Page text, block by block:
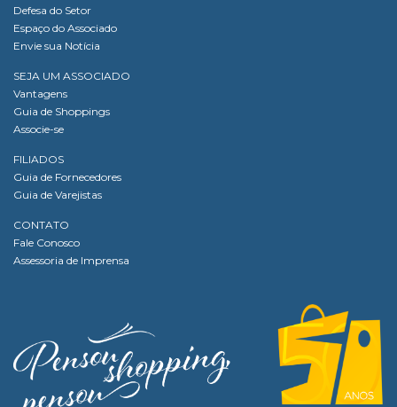
Defesa do Setor
Espaço do Associado
Envie sua Notícia
SEJA UM ASSOCIADO
Vantagens
Guia de Shoppings
Associe-se
FILIADOS
Guia de Fornecedores
Guia de Varejistas
CONTATO
Fale Conosco
Assessoria de Imprensa